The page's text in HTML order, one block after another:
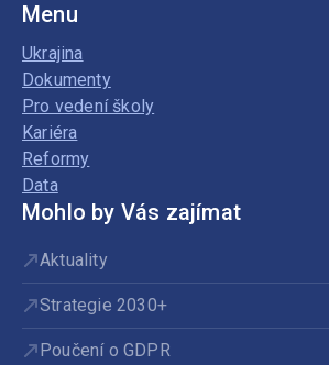
Menu
Ukrajina
Dokumenty
Pro vedení školy
Kariéra
Reformy
Data
Mohlo by Vás zajímat
Aktuality
Strategie 2030+
Poučení o GDPR